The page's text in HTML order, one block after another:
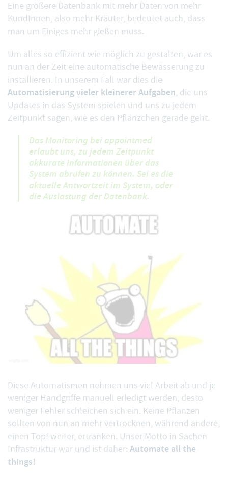
Eine größere Datenbank mit mehr Daten von mehr
KundInnen, also mehr Kräuter, bedeutet auch, dass
man um Einiges mehr gießen muss.
Um alles so effizient wie möglich zu gestalten, war es
nun an der Zeit eine automatische Bewässerung zu
installieren. In unserem Fall war dies die
Automatisierung vieler kleinerer Aufgaben, die uns
Updates in das System spielen und uns zu jedem
Zeitpunkt sagen, wie es den Pflänzchen gerade geht.
Das Monitoring bei appointmed
erlaubt uns, zu jedem Zeitpunkt
akkurate Informationen über das
System abrufen zu können. Sei es die
aktuelle Antwortzeit im System, oder
die Auslastung der Datenbank.
Diese Automatismen nehmen uns viel Arbeit ab und je
weniger Handgriffe manuell erledigt werden, desto
weniger Fehler schleichen sich ein. Keine Pflanzen
sollten von nun an mehr vertrocknen, während andere,
einen Topf weiter, ertranken. Unser Motto in Sachen
Infrastruktur war und ist daher: Automate all the
things!